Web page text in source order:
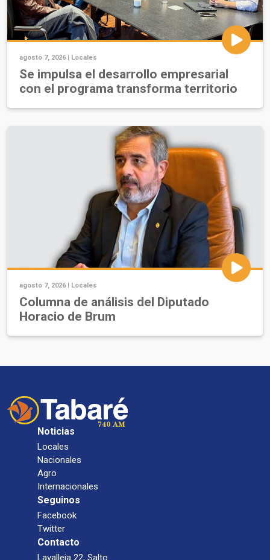
agosto 7, 2026 | Locales
Se impulsa el desarrollo empresarial
con el programa transforma territorio
agosto 7, 2026 | Locales
Columna de análisis del Diputado
Horacio de Brum
Noticias
Locales
Nacionales
Agro
Internacionales
Seguinos
Facebook
Twitter
Contacto
Lavalleja 22, Salto.